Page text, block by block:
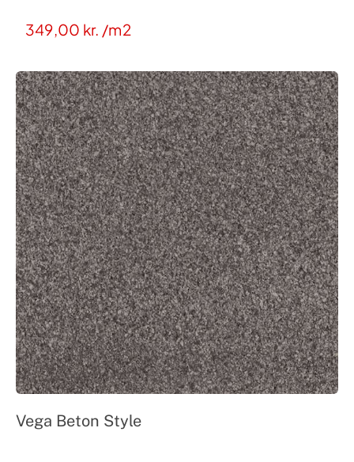
349,00 kr. /m2
Vega Beton Style